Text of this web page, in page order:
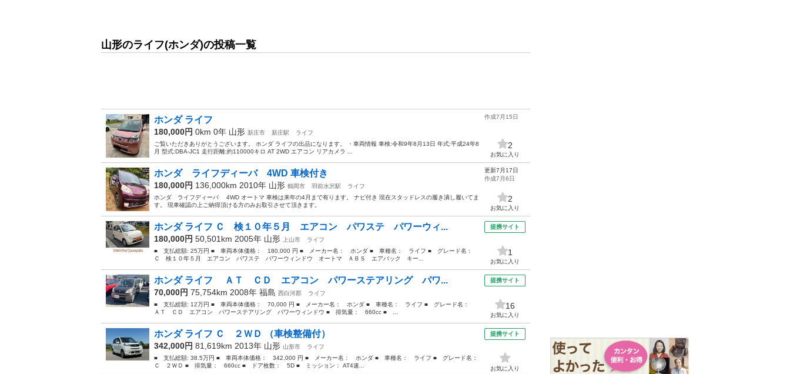
山形のライフ(ホンダ)の投稿一覧
ホンダ ライフ
180,000円 0km 0年 山形 新庄市 新庄駅
ライフ
ご覧いただきありがとうございます。 ホンダ ライフの出品になります。 ・車両情報 車検:令和9年8月13日 年式:平成24年8
月 型式:DBA-JC1 走行距離:約110000キロ AT 2WD エアコン リアカメラ ...
作成7月15日
2
お気に入り
ホンダ ライフディーバ 4WD 車検付き
180,000円 136,000km 2010年 山形 鶴岡市 羽前水沢駅
ライフ
ホンダ ライフディーバ 4WD オートマ 車検は来年の4月まで有ります。 ナビ付き 現在スタッドレスの履き潰し履いてま
す。 現車確認の上ご納得頂ける方のみお取引させて頂きます。
更新7月17日
作成7月6日
2
お気に入り
ホンダ ライフ Ｃ 検１０年５月 エアコン パワステ パワーウィ...
180,000円 50,501km 2005年 山形 上山市
ライフ
■ 支払総額: 25万円 ■ 車両本体価格： 180,000 円 ■ メーカー名： ホンダ ■ 車種名： ライフ ■ グレード名：
Ｃ 検１０年５月 エアコン パワステ パワーウィンドウ オートマ ＡＢＳ エアバック キー...
提携サイト
1
お気に入り
ホンダ ライフ ＡＴ ＣＤ エアコン パワーステアリング パワ...
70,000円 75,754km 2008年 福島 西白河郡
ライフ
■ 支払総額: 12万円 ■ 車両本体価格： 70,000 円 ■ メーカー名： ホンダ ■ 車種名： ライフ ■ グレード名：
ＡＴ ＣＤ エアコン パワーステアリング パワーウィンドウ ■ 排気量： 660cc ■ ...
提携サイト
16
お気に入り
ホンダ ライフ Ｃ ２ＷＤ （車検整備付）
342,000円 81,619km 2013年 山形 山形市
ライフ
■ 支払総額: 38.5万円 ■ 車両本体価格： 342,000 円 ■ メーカー名： ホンダ ■ 車種名： ライフ ■ グレード名：
Ｃ ２ＷＤ ■ 排気量： 660cc ■ ドア枚数： 5D ■ ミッション： AT4速...
提携サイト
お気に入り